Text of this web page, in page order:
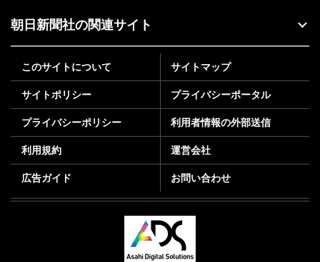
朝日新聞社の関連サイト
このサイトについて サイトマップ
サイトポリシー プライバシーポータル
プライバシーポリシー 利用者情報の外部送信
利用規約 運営会社
広告ガイド お問い合わせ